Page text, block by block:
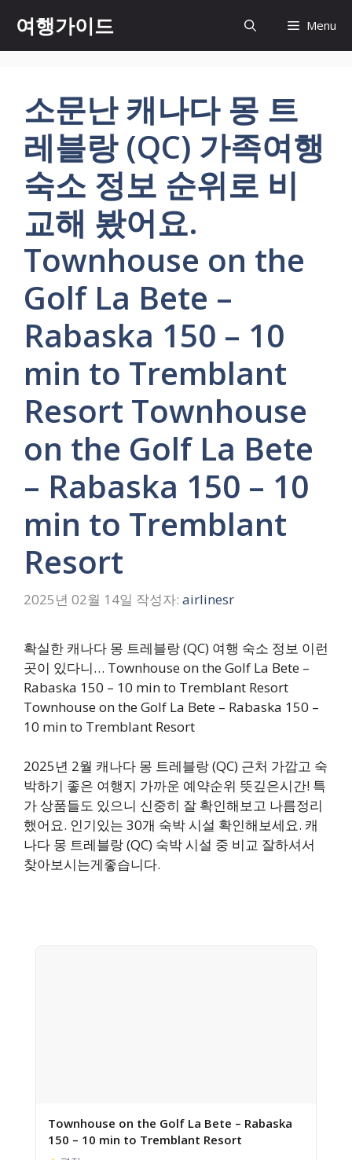
츠
여행가이드 Menu
소문난 캐나다 몽 트
레블랑 (QC) 가족여행
숙소 정보 순위로 비
교해 봤어요.
Townhouse on the
Golf La Bete –
Rabaska 150 – 10
min to Tremblant
Resort Townhouse
on the Golf La Bete
– Rabaska 150 – 10
min to Tremblant
Resort
2025년 02월 14일 작성자: airlinesr
확실한 캐나다 몽 트레블랑 (QC) 여행 숙소 정보 이런
곳이 있다니… Townhouse on the Golf La Bete –
Rabaska 150 – 10 min to Tremblant Resort
Townhouse on the Golf La Bete – Rabaska 150 –
10 min to Tremblant Resort
2025년 2월 캐나다 몽 트레블랑 (QC) 근처 가깝고 숙
박하기 좋은 여행지 가까운 예약순위 뜻깊은시간! 특
가 상품들도 있으니 신중히 잘 확인해보고 나름정리
했어요. 인기있는 30개 숙박 시설 확인해보세요. 캐
나다 몽 트레블랑 (QC) 숙박 시설 중 비교 잘하셔서
찾아보시는게좋습니다.
Townhouse on the Golf La Bete – Rabaska
150 – 10 min to Tremblant Resort